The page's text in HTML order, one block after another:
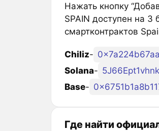
Нажать кнопку
SPAIN доступен на 3
смартконтрактов
Chiliz-
Solana-
Base-
Где найти